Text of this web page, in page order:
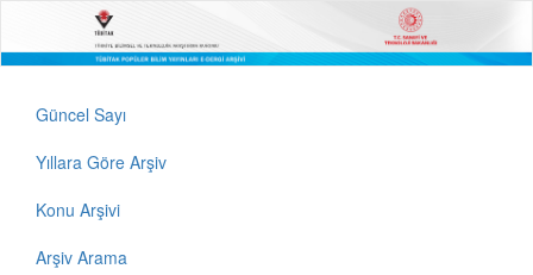
Güncel Sayı
Yıllara Göre Arşiv
Konu Arşivi
Arşiv Arama